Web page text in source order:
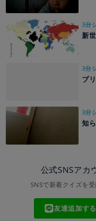
3分
新
3分
プ
3分
知
公式SNSアカ
SNSで新着クイズを
友達追加する